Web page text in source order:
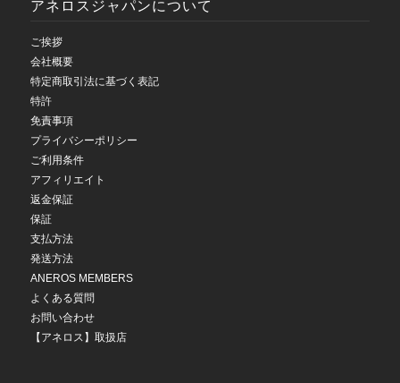
アネロスジャパンについて
ご挨拶
会社概要
特定商取引法に基づく表記
特許
免責事項
プライバシーポリシー
ご利用条件
アフィリエイト
返金保証
保証
支払方法
発送方法
ANEROS MEMBERS
よくある質問
お問い合わせ
【アネロス】取扱店